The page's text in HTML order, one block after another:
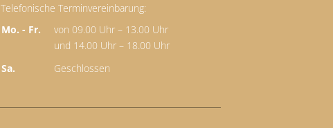
Telefonische Terminvereinbarung:
Mo. - Fr.
von 09.00 Uhr – 13.00 Uhr
und 14.00 Uhr – 18.00 Uhr
Sa.
Geschlossen